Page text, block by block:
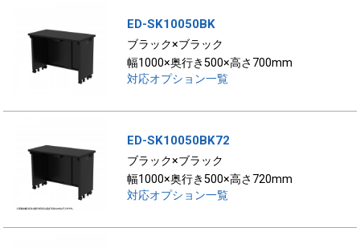
ED-SK10050BK
ブラック×ブラック
幅1000×奥行き500×高さ700mm
対応オプション一覧
ED-SK10050BK72
ブラック×ブラック
幅1000×奥行き500×高さ720mm
対応オプション一覧